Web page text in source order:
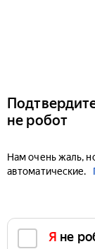
не робот
Нам очень жаль,
автоматические.
Я не